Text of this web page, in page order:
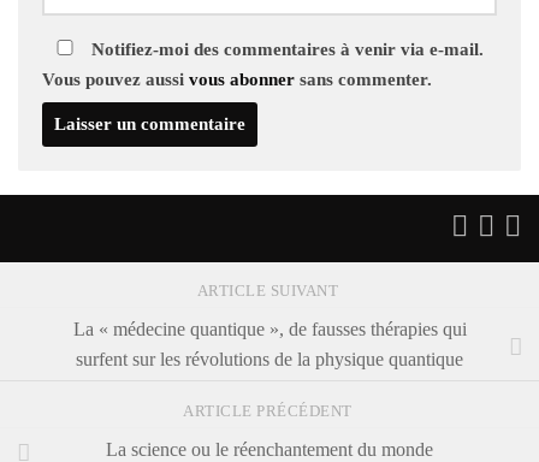
Notifiez-moi des commentaires à venir via e-mail.
Vous pouvez aussi vous abonner sans commenter.
ARTICLE SUIVANT
La « médecine quantique », de fausses thérapies qui
surfent sur les révolutions de la physique quantique
ARTICLE PRÉCÉDENT
La science ou le réenchantement du monde